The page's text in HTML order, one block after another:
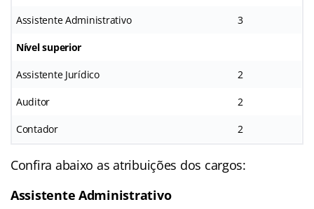
Assistente Administrativo 3
Nível superior
Assistente Jurídico 2
Auditor 2
Contador 2
Confira abaixo as atribuições dos cargos:
Assistente Administrativo